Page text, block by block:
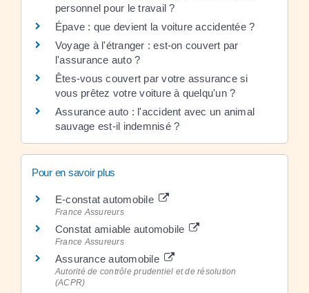
personnel pour le travail ?
Épave : que devient la voiture accidentée ?
Voyage à l'étranger : est-on couvert par
l'assurance auto ?
Êtes-vous couvert par votre assurance si
vous prêtez votre voiture à quelqu'un ?
Assurance auto : l'accident avec un animal
sauvage est-il indemnisé ?
Pour en savoir plus
E-constat automobile
France Assureurs
Constat amiable automobile
France Assureurs
Assurance automobile
Autorité de contrôle prudentiel et de résolution
(ACPR)